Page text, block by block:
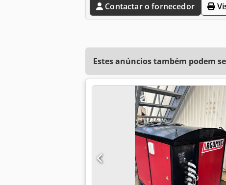
Contactar o fornecedor
Estes anúncios também podem